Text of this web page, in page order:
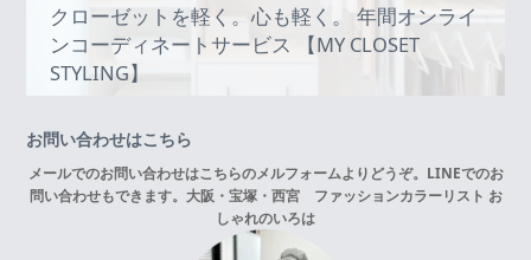
クローゼットを軽く。心も軽く。 年間オンライ
ンコーディネートサービス 【MY CLOSET
STYLING】
お問い合わせはこちら
メールでのお問い合わせはこちらのメルフォームよりどうぞ。LINEでのお
問い合わせもできます。 大阪・宝塚・西宮 ファッションカラーリスト お
しゃれのいろは